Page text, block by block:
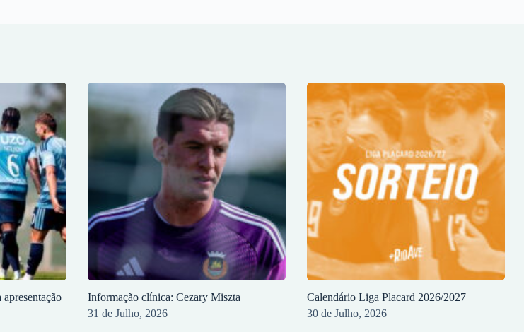
Informação clínica: Cezary Miszta
31 de Julho, 2026
Calendário Liga Placard 2026/2027
30 de Julho, 2026